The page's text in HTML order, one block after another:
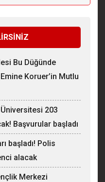
Bu Düğünde
Koruer’in Mutlu
203
Başvurular başladı
başladı! Polis
alacak
Merkezi